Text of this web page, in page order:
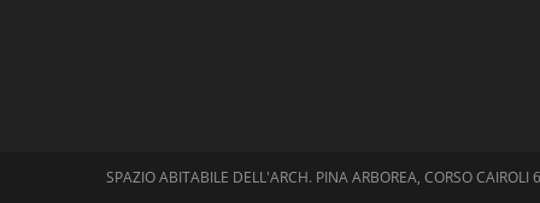
SPAZIO ABITABILE DELL'ARCH. PINA ARBOREA, CORSO